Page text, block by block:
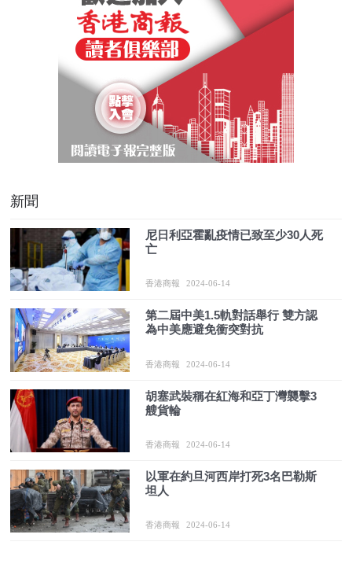
新聞
尼日利亞霍亂疫情已致至少30人死
亡
香港商報 2024-06-14
第二屆中美1.5軌對話舉行 雙方認
為中美應避免衝突對抗
香港商報 2024-06-14
胡塞武裝稱在紅海和亞丁灣襲擊3
艘貨輪
香港商報 2024-06-14
以軍在約旦河西岸打死3名巴勒斯
坦人
香港商報 2024-06-14